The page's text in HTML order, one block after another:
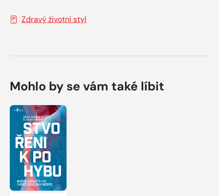
Zdravý životní styl
Mohlo by se vám také líbit